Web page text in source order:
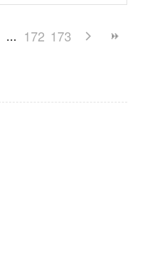
172 173